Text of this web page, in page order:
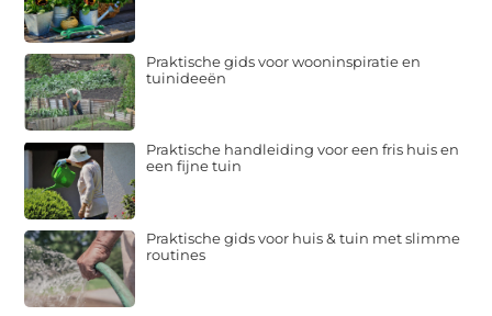
Praktische gids voor wooninspiratie en
tuinideeën
Praktische handleiding voor een fris huis en
een fijne tuin
Praktische gids voor huis & tuin met slimme
routines